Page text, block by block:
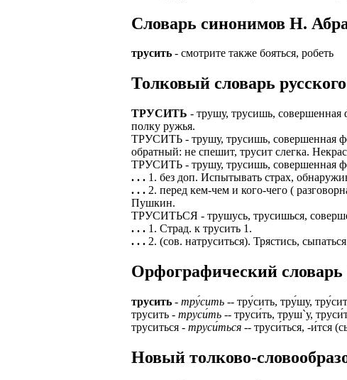
Cловарь синонимов Н.
трусить - смотрите также бояться, робеть
Толковый словарь
ТРУСИТЬ - трушу, трусишь, совершенная
полку ружья.
ТРУСИТЬ - трушу, трусишь, совершенная
обратный: не спешит, трусит слегка.
ТРУСИТЬ - трушу, трусишь, совершенная
. . . 1. без доп. Испытывать страх,
. . . 2. перед кем-чем и кого-чего (
Пушкин.
ТРУСИТЬСЯ - трушусь, трусишься,
. . . 1. Страд. к трусить 1.
. . . 2. (сов. натруситься). Трястись,
Орфографический словарь
трусить - тру́сить -- тру́сить, тру́шу,
трусить - труси́ть -- труси́ть, труш`у,
труситься - труси́ться -- труси́ться, -и́тся
Новый толково-